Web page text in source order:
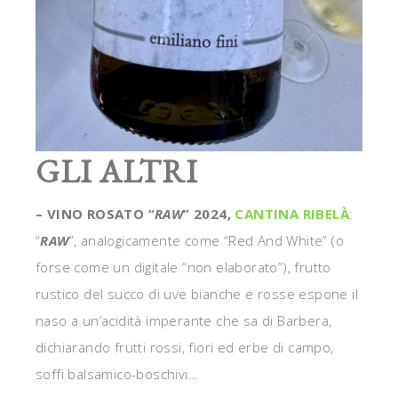
GLI ALTRI
– VINO ROSATO “RAW” 2024, CANTINA RIBELÀ:
“RAW”, analogicamente come “Red And White” (o
forse come un digitale “non elaborato”), frutto
rustico del succo di uve bianche e rosse espone il
naso a un’acidità imperante che sa di Barbera,
dichiarando frutti rossi, fiori ed erbe di campo,
soffi balsamico-boschivi…